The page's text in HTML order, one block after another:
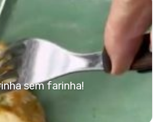
sem farinha!